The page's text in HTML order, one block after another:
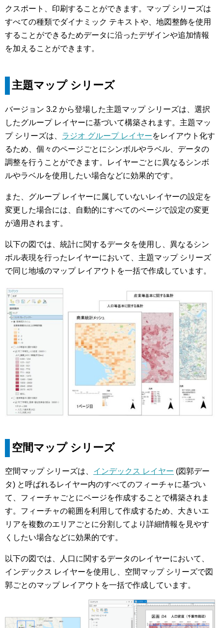
クスポート、印刷することができます。マップ シリーズは
すべての種類でダイナミック テキストや、地図整飾を使用
することができるためデータに沿ったデザインや追加情報
を加えることができます。
主題マップ シリーズ
バージョン 3.2 から登場した主題マップ シリーズは、選択
したグループ レイヤーに基づいて構築されます。主題マッ
プ シリーズは、 ラジオ グループ レイヤーをレイアウト化す
るため、個々のページごとにシンボルやラベル、データの
調整を行うことができます。レイヤーごとに異なるシンボ
ルやラベルを使用したい場合などに効果的です。
また、グループ レイヤーに属していないレイヤーの設定を
変更した場合には、自動的にすべてのページで設定の変更
が適用されます。
以下の図では、統計に関するデータを使用し、異なるシン
ボル表現を行ったレイヤーにおいて、主題マップ シリーズ
で同じ地域のマップ レイアウトを一括で作成しています。
空間マップ シリーズ
空間マップ シリーズは、 インデックス レイヤー (図郭デー
タ) と呼ばれるレイヤー内のすべてのフィーチャに基づい
て、フィーチャごとにページを作成することで構築されま
す。フィーチャの範囲を利用して作成するため、大きいエ
リアを複数のエリアごとに分割してより詳細情報を見やす
くしたい場合などに効果的です。
以下の図では、人口に関するデータのレイヤーにおいて、
インデックス レイヤーを使用し、空間マップ シリーズで図
郭ごとのマップ レイアウトを一括で作成しています。